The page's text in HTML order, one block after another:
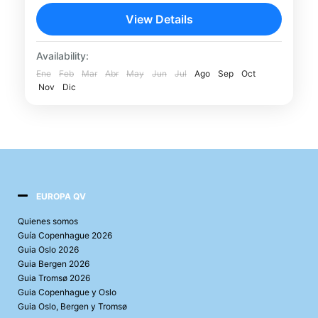
Descubre una de las tradiciones más
populares de Polonia con esta cata de
vodkas en Cracovia. Acompañado por un
guía especializado, conocerás la historia,
elaboración...
Cracovia
View Details
Availability:
Ene Feb Mar Abr May Jun Jul Ago Sep
Oct
Nov
Dic
EUROPA QV
Quienes somos
Guía Copenhague 2026
Guia Oslo 2026
Guia Bergen 2026
Guia Tromsø 2026
Guia Copenhague y Oslo
Guia Oslo, Bergen y Tromsø